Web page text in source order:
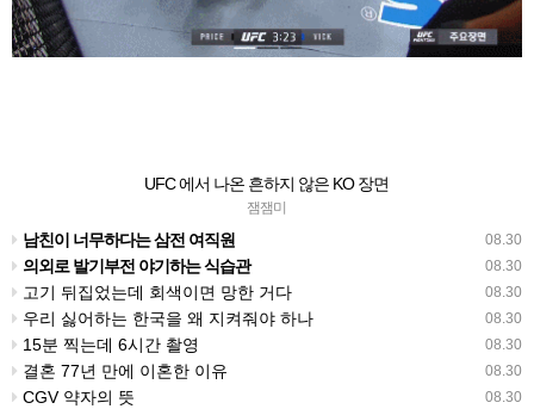
UFC 에서 나온 흔하지 않은 KO 장면
잼잼미
08.30
남친이 너무하다는 삼전 여직원
08.30
의외로 발기부전 야기하는 식습관
08.30
고기 뒤집었는데 회색이면 망한 거다
08.30
우리 싫어하는 한국을 왜 지켜줘야 하나
08.30
15분 찍는데 6시간 촬영
08.30
결혼 77년 만에 이혼한 이유
08.30
CGV 약자의 뜻